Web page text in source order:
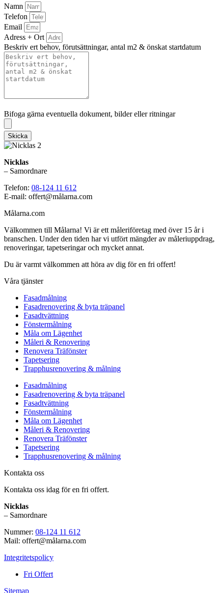
Namn
Telefon
Email
Adress + Ort
Beskriv ert behov, förutsättningar, antal m2 & önskat startdatum
Bifoga gärna eventuella dokument, bilder eller ritningar
Skicka
Nicklas
– Samordnare
Telefon: 08-124 11 612
E-mail: offert@målarna.com
Målarna.com
Välkommen till Målarna! Vi är ett måleriföretag med över 15 år i
branschen. Under den tiden har vi utfört mängder av måleriuppdrag,
renoveringar, tapetseringar och mycket annat.
Du är varmt välkommen att höra av dig för en fri offert!
Våra tjänster
Fasadmålning
Fasadrenovering & byta träpanel
Fasadtvättning
Fönstermålning
Måla om Lägenhet
Måleri & Renovering
Renovera Träfönster
Tapetsering
Trapphusrenovering & målning
Fasadmålning
Fasadrenovering & byta träpanel
Fasadtvättning
Fönstermålning
Måla om Lägenhet
Måleri & Renovering
Renovera Träfönster
Tapetsering
Trapphusrenovering & målning
Kontakta oss
Kontakta oss idag för en fri offert.
Nicklas
– Samordnare
Nummer: 08-124 11 612
Mail: offert@målarna.com
Integritetspolicy
Fri Offert
Sitemap